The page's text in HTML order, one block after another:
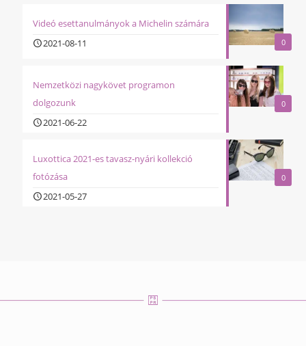
0
Videó esettanulmányok a Michelin számára
2021-08-11
0
Nemzetközi nagykövet programon
dolgozunk
2021-06-22
0
Luxottica 2021-es tavasz-nyári kollekció
fotózása
2021-05-27